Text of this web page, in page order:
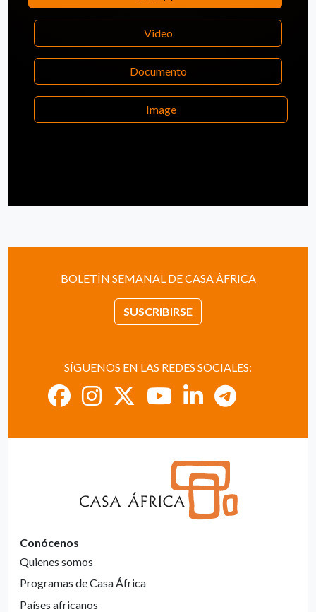
Video
Documento
Image
BOLETÍN SEMANAL DE CASA ÁFRICA
SUSCRIBIRSE
SÍGUENOS EN LAS REDES SOCIALES:
Conócenos
Quienes somos
Programas de Casa África
Países africanos